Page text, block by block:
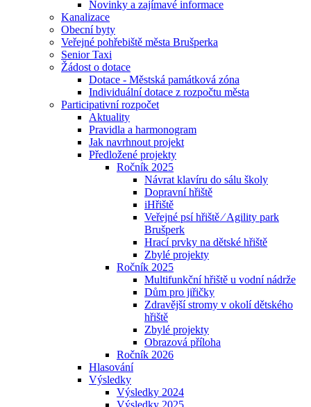
Novinky a zajímavé informace
Kanalizace
Obecní byty
Veřejné pohřebiště města Brušperka
Senior Taxi
Žádost o dotace
Dotace - Městská památková zóna
Individuální dotace z rozpočtu města
Participativní rozpočet
Aktuality
Pravidla a harmonogram
Jak navrhnout projekt
Předložené projekty
Ročník 2025
Návrat klavíru do sálu školy
Dopravní hřiště
iHřiště
Veřejné psí hřiště ⁄ Agility park
Brušperk
Hrací prvky na dětské hřiště
Zbylé projekty
Ročník 2025
Multifunkční hřiště u vodní nádrže
Dům pro jiřičky
Zdravější stromy v okolí dětského
hřiště
Zbylé projekty
Obrazová příloha
Ročník 2026
Hlasování
Výsledky
Výsledky 2024
Výsledky 2025